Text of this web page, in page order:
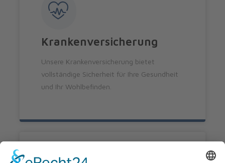
Krankenversicherung
Unsere Krankenversicherung bietet
vollständige Sicherheit für Ihre Gesundheit
und Ihr Wohlbefinden.